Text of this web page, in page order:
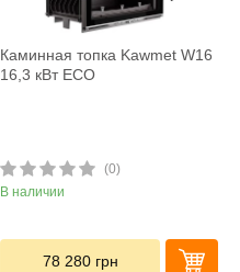
Каминная топка Kawmet W16
16,3 кВт ECO
(0)
В наличии
78 280 грн